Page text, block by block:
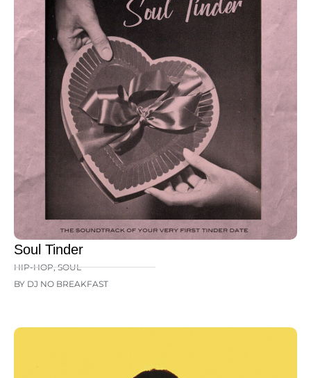
Soul Tinder
HIP-HOP,SOUL
BY DJ NO BREAKFAST